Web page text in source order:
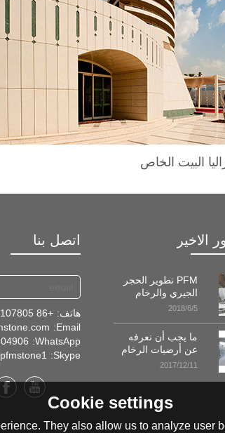
البيت الخاص
الاخير
PFM تطوير الحجر
الجيري والرخام
المحاجر في
2018/6/5
ما يجب أن نعرفه
عن أرضيات الرخام
2017/12/11
اتصل بنا
هاتف: +86 20-22107805
Email:
WhatsApp:
Skype:
pfmstone1
Cookie settings
They also allow us to analyze user